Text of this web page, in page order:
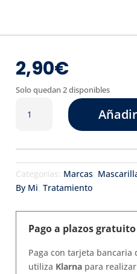
2,90€
Solo quedan 2 disponibles
tree
cantidad
Categorías: Marcas,
By Mi,Tratamiento
Pago a plazos gratuito
Paga con tarjeta
utiliza Klarna para